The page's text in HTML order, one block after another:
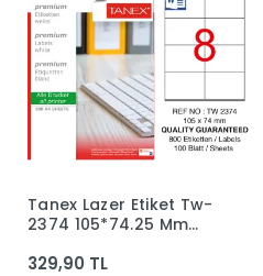
Sepete Ekle
Tanex Lazer Etiket Tw-
2374 105*74.25 Mm
329,90 TL